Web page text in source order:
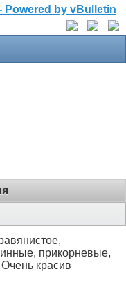
прикорневые,
красив